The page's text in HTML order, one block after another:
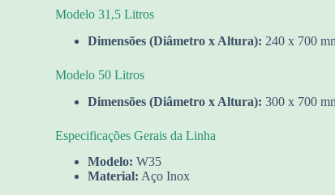
Modelo 31,5 Litros
Dimensões (Diâmetro x Altura): 240 x 700
Modelo 50 Litros
Dimensões (Diâmetro x Altura): 300 x 700
Especificações Gerais da Linha
Modelo: W35
Material: Aço Inox